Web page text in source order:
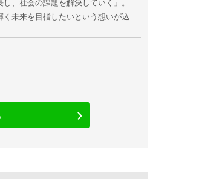
、社会の課題を解決していく」。
未来を目指したいという想いが込